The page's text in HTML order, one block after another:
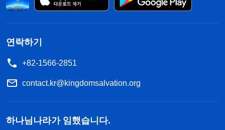
연락하기
+82-1566-2851
contact.kr@kingdomsalvation.org
하나님나라가 임했습니다.